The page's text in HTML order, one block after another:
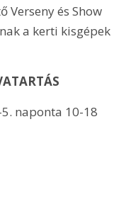
Verseny és Show
a kerti kisgépek
naponta 10-18